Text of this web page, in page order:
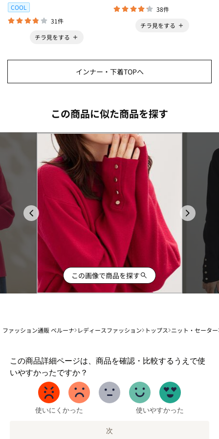
COOL
31件
チラ見をする
38件
チラ見をする
インナー・下着TOPへ
この商品に似た商品を探す
この画像で商品を探す
ファッション通販 ベルーナ レディースファッション トップス ニット・セーター
この商品詳細ページは、商品を確認・比較するうえで使
いやすかったですか？
1
か
使いにくかった 使いやすかった
次